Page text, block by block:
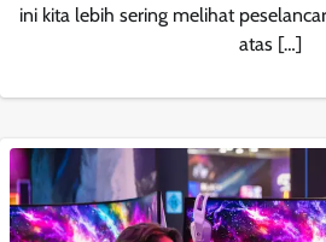
ini kita lebih sering melihat
atas […]